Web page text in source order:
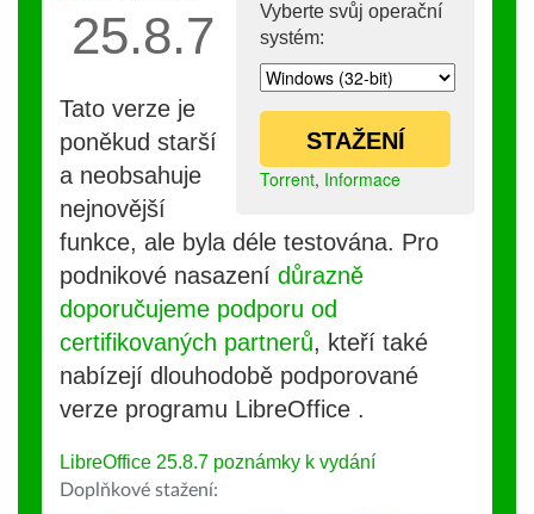
Vyberte svůj operační
systém:
STAŽENÍ
Torrent, Informace
25.8.7
Tato verze je
poněkud starší
a neobsahuje
nejnovější
funkce, ale byla déle testována. Pro
podnikové nasazení důrazně
doporučujeme podporu od
certifikovaných partnerů, kteří také
nabízejí dlouhodobě podporované
verze programu LibreOffice .
LibreOffice 25.8.7 poznámky k vydání
Doplňkové stažení: